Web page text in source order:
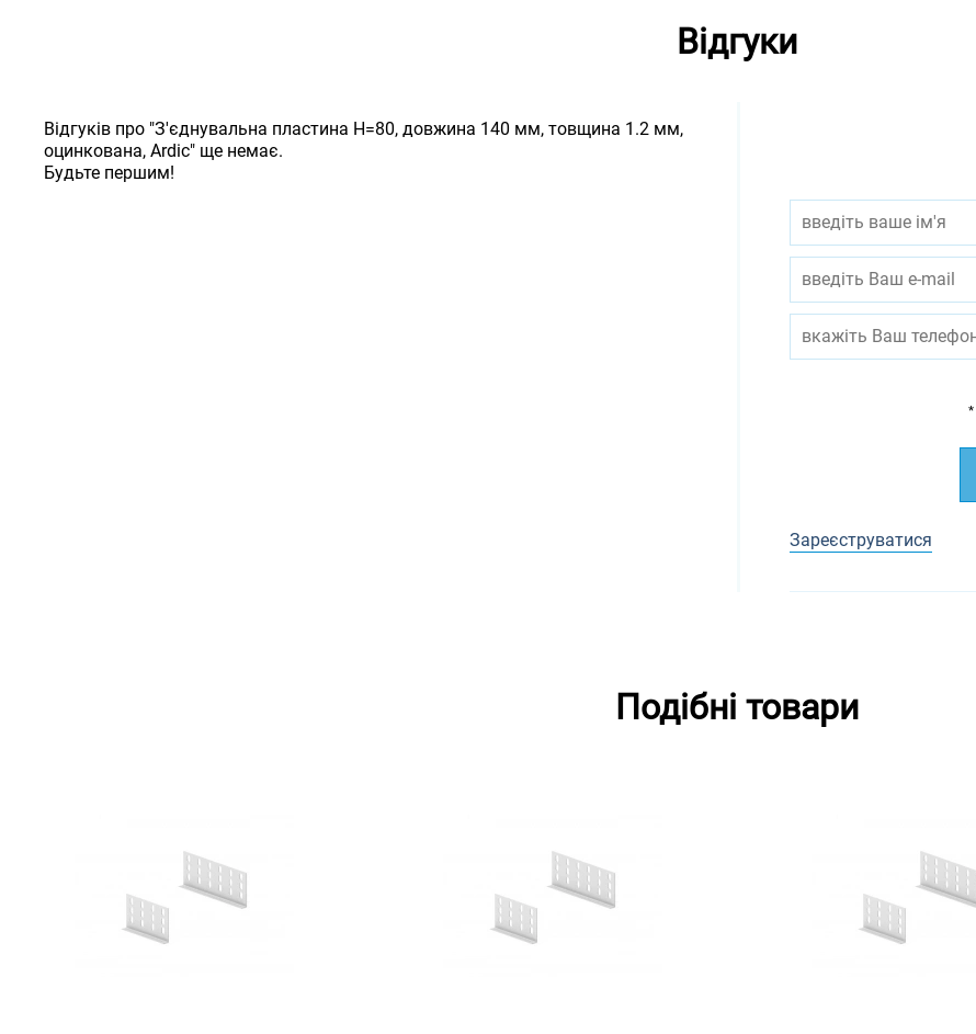
Відгуки
Відгуків про "З'єднувальна пластина H=80, довжина 140 мм, товщина 1.2 мм,
оцинкована, Ardic" ще немає.
Будьте першим!
*
Зареєструватися
Подібні товари